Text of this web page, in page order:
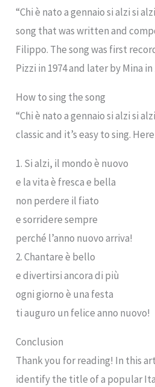
“Chi è nato a gennaio si alzi si
song that was written and
Filippo. The song was first
Pizzi in 1974 and later by Mina in
How to sing the song
“Chi è nato a gennaio si alzi si
classic and it’s easy to sing.
1. Si alzi, il mondo è nuovo
e la vita è fresca e bella
non perdere il fiato
e sorridere sempre
perché l’anno nuovo arriva!
2. Chantare è bello
e divertirsi ancora di più
ogni giorno è una festa
ti auguro un felice anno nuovo!
Conclusion
Thank you for reading! In this
identify the title of a popular